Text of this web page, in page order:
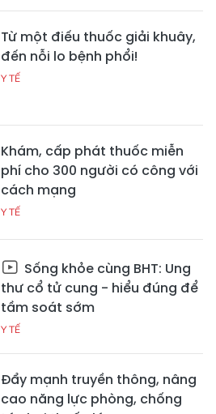
Từ một điếu thuốc giải khuây,
đến nỗi lo bệnh phổi!
Y TẾ
Khám, cấp phát thuốc miễn
phí cho 300 người có công với
cách mạng
Y TẾ
Sống khỏe cùng BHT: Ung
thư cổ tử cung - hiểu đúng để
tầm soát sớm
Y TẾ
Đẩy mạnh truyền thông, nâng
cao năng lực phòng, chống